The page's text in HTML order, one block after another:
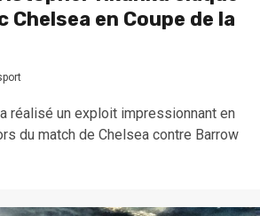
Chelsea en Coupe de la
réalisé un exploit impressionnant en
du match de Chelsea contre Barrow